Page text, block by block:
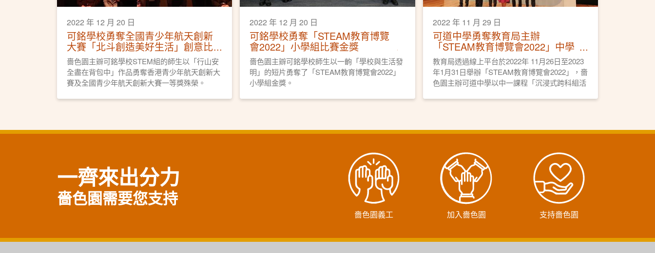
2022 年 12 月 20 日
可銘學校勇奪全國青少年航天創新
大賽「北斗創造美好生活」創意比
賽 小學組一等獎
嗇色園主辧可銘學校STEM組的師生以「行山安
全盡在背包中」作品勇奪香港青少年航天創新大
賽及全國青少年航天創新大賽一等獎殊榮。
2022 年 12 月 20 日
可銘學校勇奪「STEAM教育博覽
會2022」小學組比賽金獎
嗇色園主辧可銘學校師生以一齣「學校與生活發
明」的短片勇奪了「STEAM教育博覽會2022」
小學組金獎。
2022 年 11 月 29 日
可道中學勇奪教育局主辦
「STEAM教育博覽會2022」中學
組比賽金獎
教育局透過線上平台於2022年 11月26日至2023
年1月31日舉辦「STEAM教育博覽會2022」，嗇
色園主辦可道中學以中一課程「沉浸式跨科組活
一齊來出分力
嗇色園需要您支持
嗇色園義工 加入嗇色園 支持嗇色園